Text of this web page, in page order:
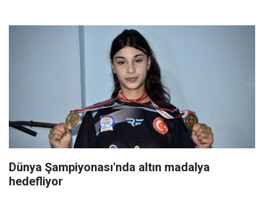
Dünya Şampiyonası'nda altın madalya
hedefliyor